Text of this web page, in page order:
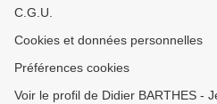
C.G.U.
Cookies et données personnelles
Préférences cookies
Voir le profil de Didier BARTHES -